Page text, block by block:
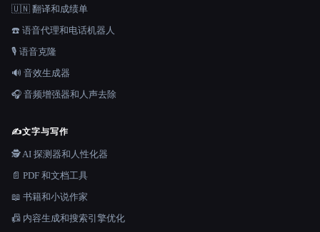
🇺🇳 翻译和成绩单
☎️ 语音代理和电话机器人
🎙️ 语音克隆
🔊 音效生成器
🎧 音频增强器和人声去除
✍️文字与写作
🕵️ AI 探测器和人性化器
📄 PDF 和文档工具
📖 书籍和小说作家
📠 内容生成和搜索引擎优化